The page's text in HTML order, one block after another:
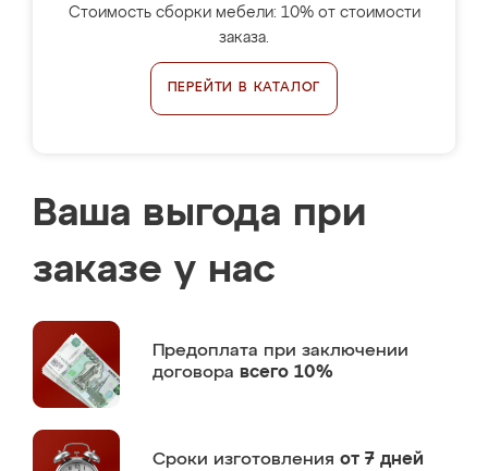
Стоимость сборки мебели: 10% от стоимости
заказа.
ПЕРЕЙТИ В КАТАЛОГ
Ваша выгода при
заказе у нас
Предоплата при заключении
договора всего 10%
Сроки изготовления от 7 дней